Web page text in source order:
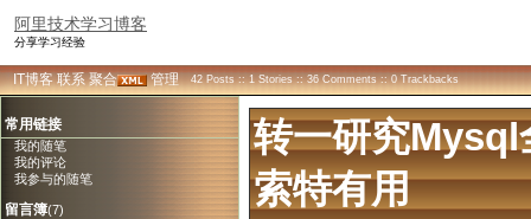
阿里技术学习博客
分享学习经验
IT博客 联系 聚合 管理 42 Posts :: 1 Stories :: 36 Comments :: 0 Trackbacks
常用链接
我的随笔
我的评论
我参与的随笔
留言簿(7)
转一研究mysql
索特有用